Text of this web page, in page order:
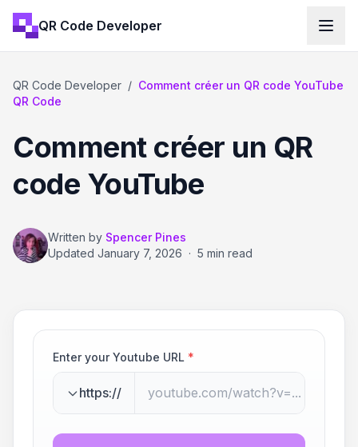
QR Code Developer
QR Code Developer / Comment créer un QR code YouTube
QR Code
Comment créer un QR
code YouTube
Written by Spencer Pines
Updated January 7, 2026 · 5 min read
Enter your Youtube URL *
https://